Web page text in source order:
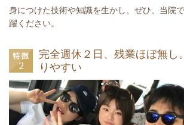
身につけた技術や知識を生かし、ぜひ、当院
躍ください。
完全週休２日、残業ほぼ無し。
りやすい